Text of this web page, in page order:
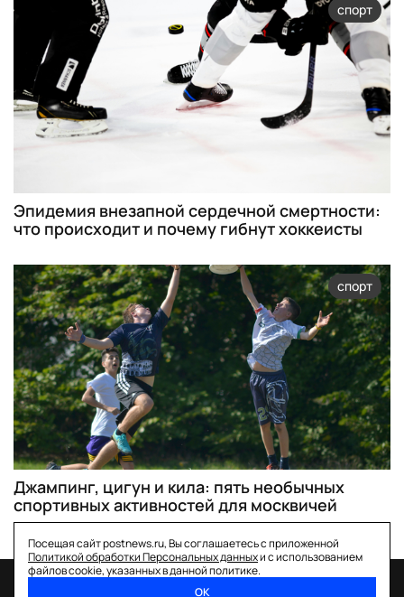
спорт
Эпидемия внезапной сердечной смертности:
что происходит и почему гибнут хоккеисты
спорт
Джампинг, цигун и кила: пять необычных
спортивных активностей для москвичей
Посещая сайт postnews.ru, Вы соглашаетесь с приложенной
Политикой обработки Персональных данныхи с использованием
файлов cookie, указанных в данной политике.
ОК